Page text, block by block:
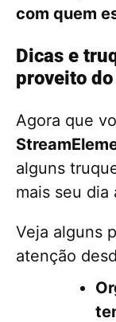
com quem
Dicas e
proveito
Agora que
alguns
mais seu dia
Veja alguns
atenção